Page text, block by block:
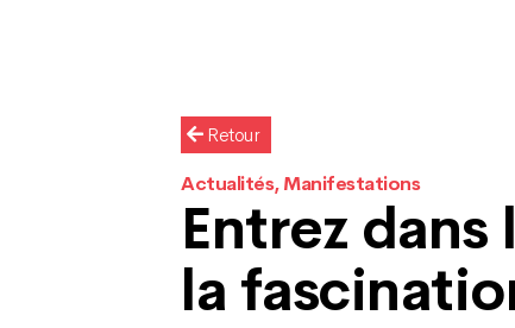
Retour
Actualités, Manifestations
Entrez
la